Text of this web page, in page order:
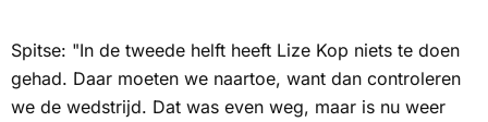
Spitse: "In de tweede helft heeft Lize Kop niets te doen
gehad. Daar moeten we naartoe, want dan controleren
we de wedstrijd. Dat was even weg, maar is nu weer